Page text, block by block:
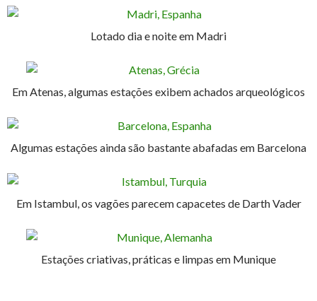
Lotado dia e noite em Madri
Em Atenas, algumas estações exibem achados arqueológicos
Algumas estações ainda são bastante abafadas em Barcelona
Em Istambul, os vagões parecem capacetes de Darth Vader
Estações criativas, práticas e limpas em Munique